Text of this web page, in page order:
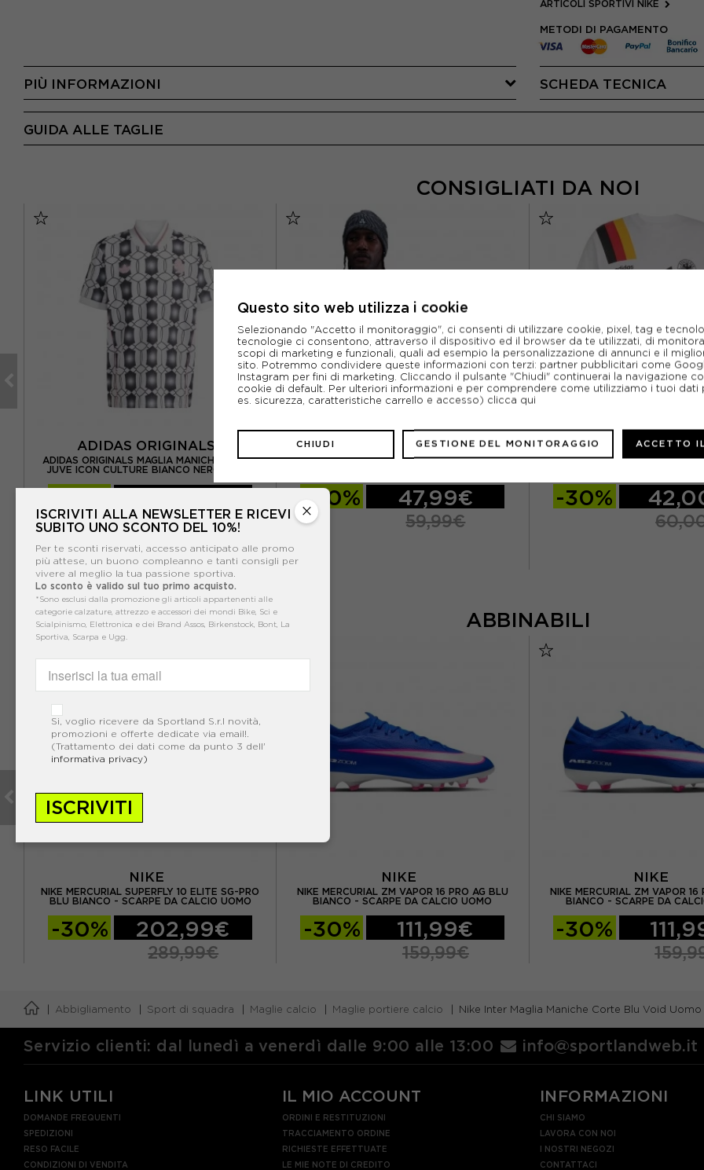
ARTICOLI SPORTIVI NIKE
METODI DI PAGAMENTO
PIÙ INFORMAZIONI SCHEDA TECNICA
GUIDA ALLE TAGLIE
CONSIGLIATI DA NOI
ADIDAS ORIGINALS
ADIDAS ORIGINALS MAGLIA MANICHE CORTE
JUVE ICON CULTURE BIANCO NERO UOMO
120,00€
EXTRA SCONTO GIÀ INCLUSO
SALDI ANCORA PIÙ CONVENIENTI
NIKE
NIKE MAGLIA MANICHE CORTE INTER ACG
-20% 47,99€
59,99€
ADIDAS
ADIDAS ORIGINALS T-SHIRT
-30%
ABBINABILI
NIKE
NIKE MERCURIAL SUPERFLY 10 ELITE SG-PRO
BLU BIANCO - SCARPE DA CALCIO UOMO
-30% 202,99€
289,99€
NIKE
NIKE MERCURIAL ZM VAPOR 16 PRO AG BLU
BIANCO - SCARPE DA CALCIO UOMO
-30% 111,99€
159,99€
NIKE
NIKE MERCURIAL ZM VAPOR 16
BIANCO - SCARPE DA
-30%
Abbigliamento Sport di squadra Maglie calcio Maglie portiere calcio Nike Inter Maglia Maniche Corte Blu Void Uomo
×
ISCRIVITI ALLA NEWSLETTER E RICEVI
SUBITO UNO SCONTO DEL 10%!
Per te sconti riservati, accesso anticipato alle promo
più attese, un buono compleanno e tanti consigli per
vivere al meglio la tua passione sportiva.
Lo sconto è valido sul tuo primo acquisto.
*Sono esclusi dalla promozione gli articoli appartenenti alle
categorie calzature, attrezzo e accessori dei mondi Bike, Sci e
Scialpinismo, Elettronica e dei Brand Assos, Birkenstock, Bont, La
Sportiva, Scarpa e Ugg.
Si, voglio ricevere da Sportland S.r.l novità,
promozioni e offerte dedicate via email!.
(Trattamento dei dati come da punto 3 dell'
informativa privacy)
ISCRIVITI
Servizio clienti: dal lunedì a venerdì dalle 9:00 alle 13:00 info@sportlandweb.it
LINK UTILI
DOMANDE FREQUENTI
SPEDIZIONI
RESO FACILE
CONDIZIONI DI VENDITA
IL MIO ACCOUNT
ORDINI E RESTITUZIONI
TRACCIAMENTO ORDINE
RICHIESTE EFFETTUATE
LE MIE NOTE DI CREDITO
INFORMAZIONI
CHI SIAMO
LAVORA CON NOI
I NOSTRI NEGOZI
CONTATTACI
Questo sito web utilizza i cookie
Selezionando "Accetto il monitoraggio", ci consenti di utilizzare cookie, pixel, tag e
tecnologie ci consentono, attraverso il dispositivo ed il browser da te utilizzati, di
scopi di marketing e funzionali, quali ad esempio la personalizzazione di annunci e il
sito. Potremmo condividere queste informazioni con terzi: partner pubblicitari come
Instagram per fini di marketing. Cliccando il pulsante "Chiudi" continuerai la navigazione
cookie di default. Per ulteriori informazioni e per comprendere come utilizziamo i tuoi
es. sicurezza, caratteristiche carrello e accesso) clicca qui
CHIUDI GESTIONE DEL MONITORAGGIO ACCETTO